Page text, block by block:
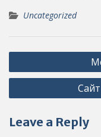
Uncategorized
Post
navigation
Leave a Reply